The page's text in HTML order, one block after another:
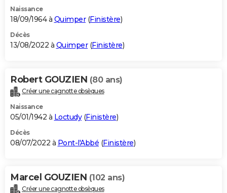
Naissance
18/09/1964 à Quimper(Finistère)
Décès
13/08/2022 à Quimper(Finistère)
Robert GOUZIEN (80 ans)
Créer une cagnotte obsèques
Naissance
05/01/1942 à Loctudy(Finistère)
Décès
08/07/2022 à Pont-l'Abbé (Finistère)
Marcel GOUZIEN (102 ans)
Créer une cagnotte obsèques